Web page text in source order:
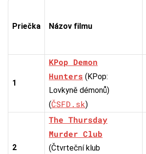
Priečka Názov filmu
1
KPop Demon
Hunters (KPop:
Lovkyně démonů)
(ČSFD.sk)
2
The Thursday
Murder Club
(Čtvrteční klub